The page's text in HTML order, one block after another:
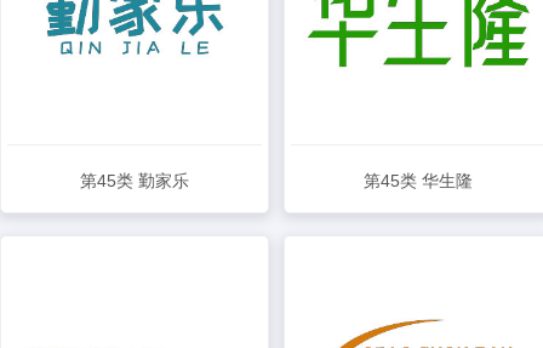
第45类 勤家乐 第45类 华生隆